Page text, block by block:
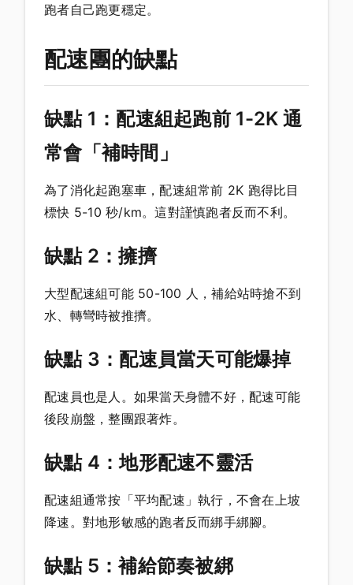
跑者自己跑更穩定。
配速團的缺點
缺點 1：配速組起跑前 1-2K 通
常會「補時間」
為了消化起跑塞車，配速組常前 2K 跑得比目
標快 5-10 秒/km。這對謹慎跑者反而不利。
缺點 2：擁擠
大型配速組可能 50-100 人，補給站時搶不到
水、轉彎時被推擠。
缺點 3：配速員當天可能爆掉
配速員也是人。如果當天身體不好，配速可能
後段崩盤，整團跟著炸。
缺點 4：地形配速不靈活
配速組通常按「平均配速」執行，不會在上坡
降速。對地形敏感的跑者反而綁手綁腳。
缺點 5：補給節奏被綁